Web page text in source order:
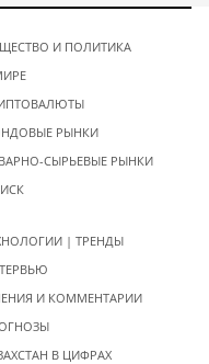
И ПОЛИТИКА
РЫНКИ
СЫРЬЕВЫЕ РЫНКИ
| ТРЕНДЫ
И КОММЕНТАРИИ
В ЦИФРАХ